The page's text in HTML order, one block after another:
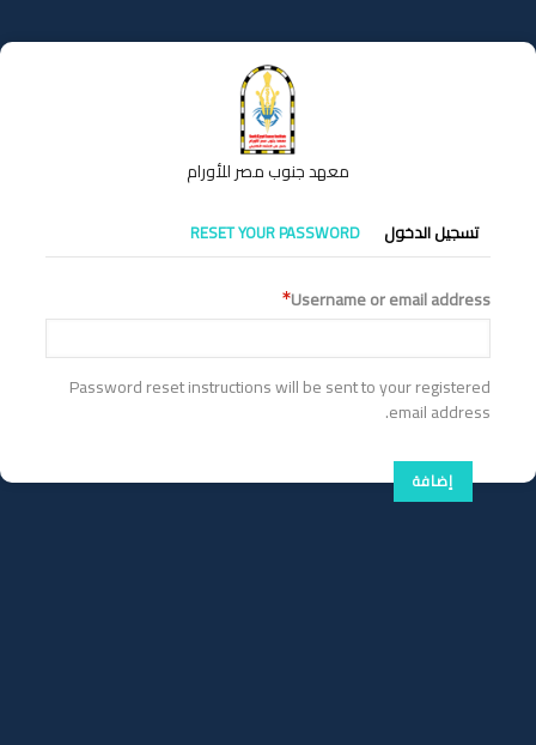
إلى
المحتوى
معهد جنوب مصر للأورام
التبويبات
الأساسية
تسجيل الدخول RESET YOUR PASSWORD
Username or email address
Password reset instructions will be sent to your registered
email address.